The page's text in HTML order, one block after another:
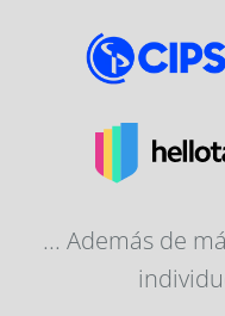
... Además de